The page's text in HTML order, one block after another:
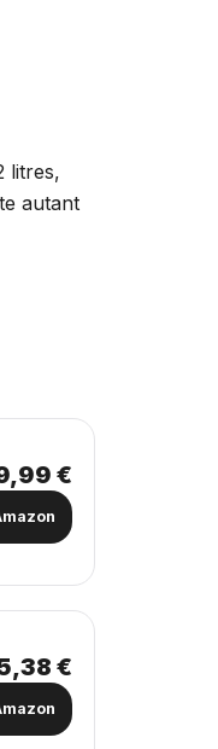
litres,
autant
€
€